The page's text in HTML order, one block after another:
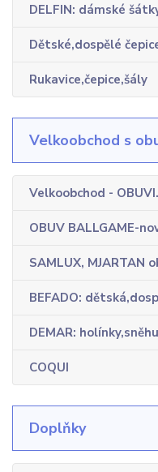
DELFIN: dámské
Dětské,dospělé
Rukavice,čepice,šály
Velkoobchod s
Velkoobchod -
OBUV BALLGAME-
SAMLUX, MJARTAN
BEFADO:
DEMAR:
COQUI
Doplňky